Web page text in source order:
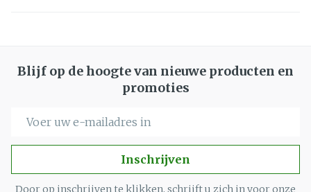
Blijf op de hoogte van nieuwe producten en
promoties
Inschrijven
Door op inschrijven te klikken, schrijft u zich in voor onze